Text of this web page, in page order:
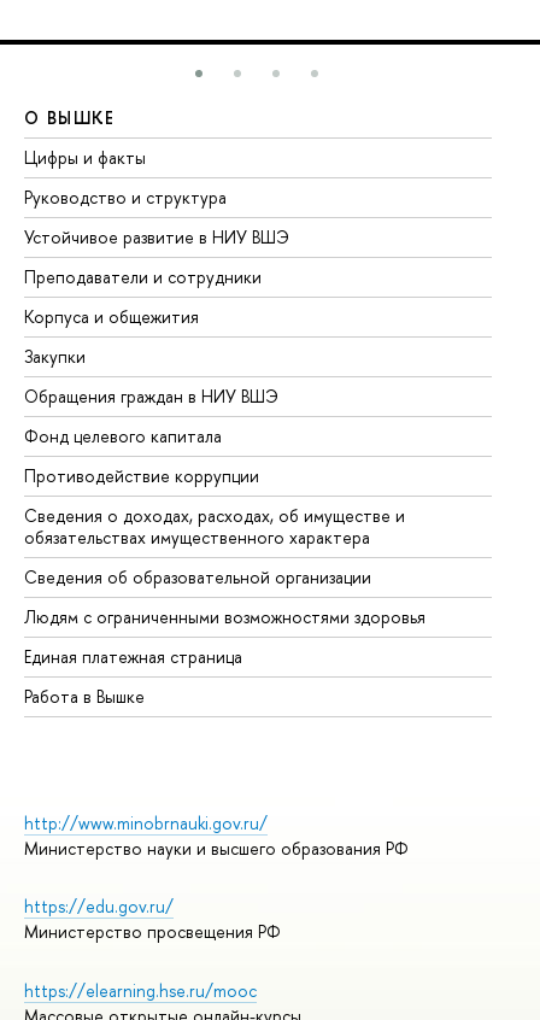
О ВЫШКЕ
Цифры и факты
Руководство и структура
Устойчивое развитие в НИУ ВШЭ
Преподаватели и сотрудники
Корпуса и общежития
Закупки
Обращения граждан в НИУ ВШЭ
Фонд целевого капитала
Противодействие коррупции
Сведения о доходах, расходах, об имуществе и
обязательствах имущественного характера
Сведения об образовательной организации
Людям с ограниченными возможностями здоровья
Единая платежная страница
Работа в Вышке
http://www.minobrnauki.gov.ru/
Министерство науки и высшего образования РФ
https://edu.gov.ru/
Министерство просвещения РФ
https://elearning.hse.ru/mooc